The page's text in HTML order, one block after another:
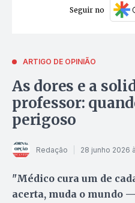
Seguir no
ARTIGO DE OPINIÃO
As dores e a
professor:
perigoso
Redação 28 junho 2026
"Médico cura um de
acerta, muda o mundo